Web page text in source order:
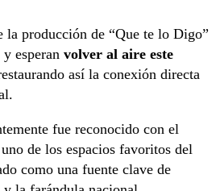
la producción de “Que te lo Digo”
esperan volver al aire este
así la conexión directa
fue reconocido con el
de los espacios favoritos del
como una fuente clave de